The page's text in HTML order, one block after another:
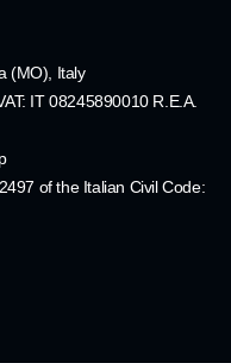
(MO), Italy
IT 08245890010 R.E.A.
of the Italian Civil Code: